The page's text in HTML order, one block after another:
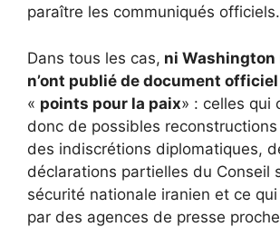
paraître les communiqués officiels.
Dans tous les cas, ni Washington
n’ont publié de document officiel
« points pour la paix» : celles qui
donc de possibles
des indiscrétions diplomatiques,
déclarations partielles du Conseil
sécurité nationale iranien et ce
par des agences de presse